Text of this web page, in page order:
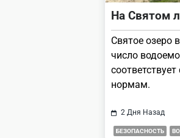
На Святом
Святое озеро
число
нормам.
2 Дня Назад
БЕЗОПАСНОСТЬ